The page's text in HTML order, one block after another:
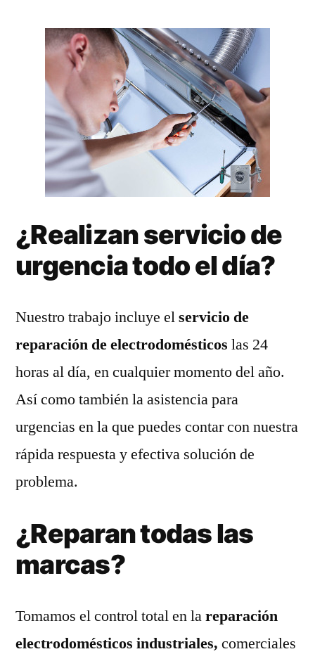
¿Realizan servicio de
urgencia todo el día?
Nuestro trabajo incluye elservicio de
reparación de electrodomésticos las 24
horas al día, en cualquier momento del año.
Así como también la asistencia para
urgencias en la que puedes contar con nuestra
rápida respuesta y efectiva solución de
problema.
¿Reparan todas las
marcas?
Tomamos el control total en lareparación
electrodomésticos industriales, comerciales